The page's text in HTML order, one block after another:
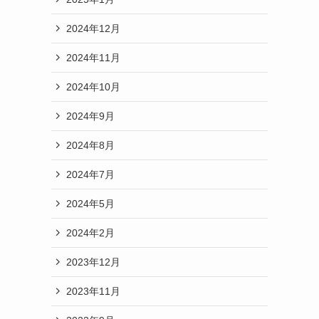
2024年12月
2024年11月
2024年10月
2024年9月
2024年8月
2024年7月
2024年5月
2024年2月
2023年12月
2023年11月